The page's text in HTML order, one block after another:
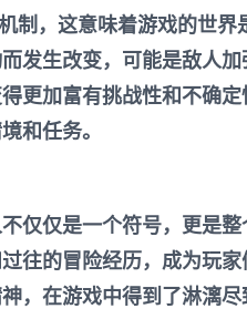
制，这意味着游戏的世界
发生改变，可能是敌人
更加富有挑战性和不确
和任务。
仅仅是一个符号，更是
往的冒险经历，成为玩家
，在游戏中得到了淋漓